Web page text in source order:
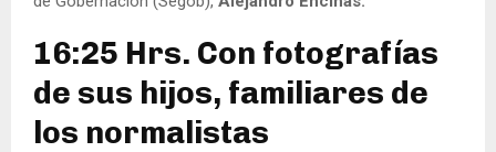
16:25 Hrs. Con fotografías
de sus hijos, familiares de
los normalistas